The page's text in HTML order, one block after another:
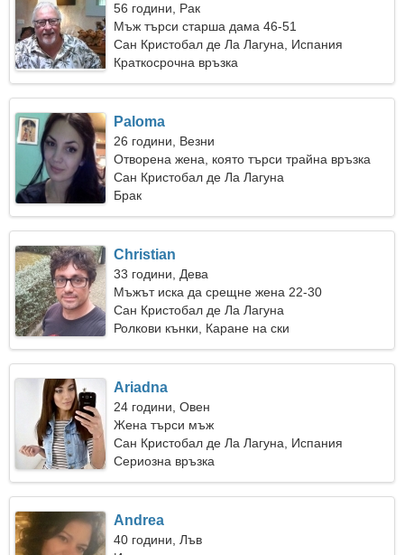
56 години, Рак
Мъж търси старша дама 46-51
Сан Кристобал де Ла Лагуна, Испания
Краткосрочна връзка
Paloma
26 години, Везни
Отворена жена, която търси трайна връзка
Сан Кристобал де Ла Лагуна
Брак
Christian
33 години, Дева
Мъжът иска да срещне жена 22-30
Сан Кристобал де Ла Лагуна
Ролкови кънки, Каране на ски
Ariadna
24 години, Овен
Жена търси мъж
Сан Кристобал де Ла Лагуна, Испания
Сериозна връзка
Andrea
40 години, Лъв